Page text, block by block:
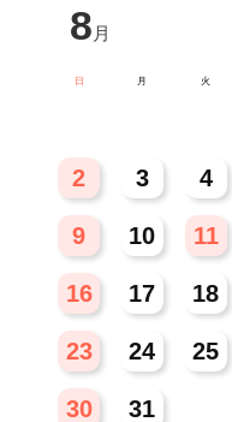
8 月
日 月 火
2 3 4
9 10 11
16 17 18
23 24 25
30 31